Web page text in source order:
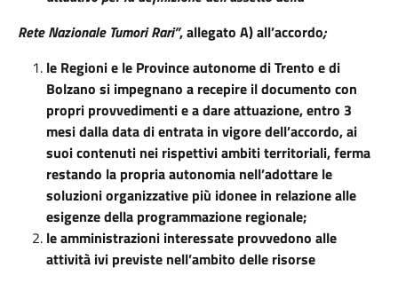
Rete Nazionale Tumori Rari”, allegato A) all’accordo;
le Regioni e le Province autonome di Trento e di
Bolzano si impegnano a recepire il documento con
propri provvedimenti e a dare attuazione, entro 3
mesi dalla data di entrata in vigore dell’accordo, ai
suoi contenuti nei rispettivi ambiti territoriali, ferma
restando la propria autonomia nell’adottare le
soluzioni organizzative più idonee in relazione alle
esigenze della programmazione regionale;
le amministrazioni interessate provvedono alle
attività ivi previste nell’ambito delle risorse